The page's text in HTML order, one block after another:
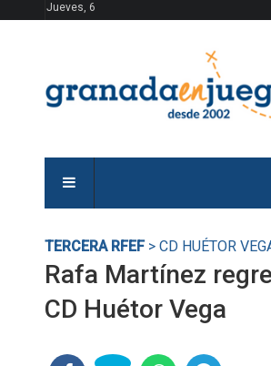
Jueves, 6
TERCERA RFEF> CD HUÉTOR
Rafa Martínez
CD Huétor Vega